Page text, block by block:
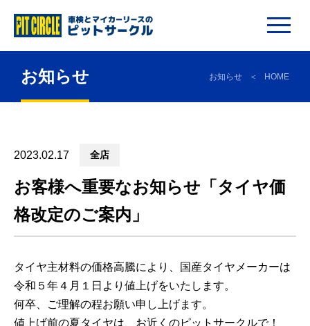
お知らせ お知らせ HOME
2023.02.17 全店
お客様へ重要なお知らせ「タイヤ価
格改定のご案内」
タイヤ主材料の価格高騰により、国産タイヤメーカーは
令和５年４月１日より値上げをいたします。
何卒、ご理解の程お願い申し上げます。
値上げ前の夏タイヤは、お近くのピットサークルで！